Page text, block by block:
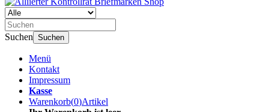
Suchen Suchen
Menü
Kontakt
Impressum
Kasse
Warenkorb(0)Artikel